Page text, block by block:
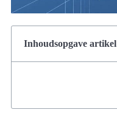
Inhoudsopgave artikel